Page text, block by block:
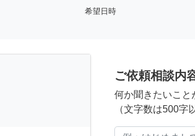
希望日時
ご依頼相談内
何か聞きたいこと
（文字数は500字